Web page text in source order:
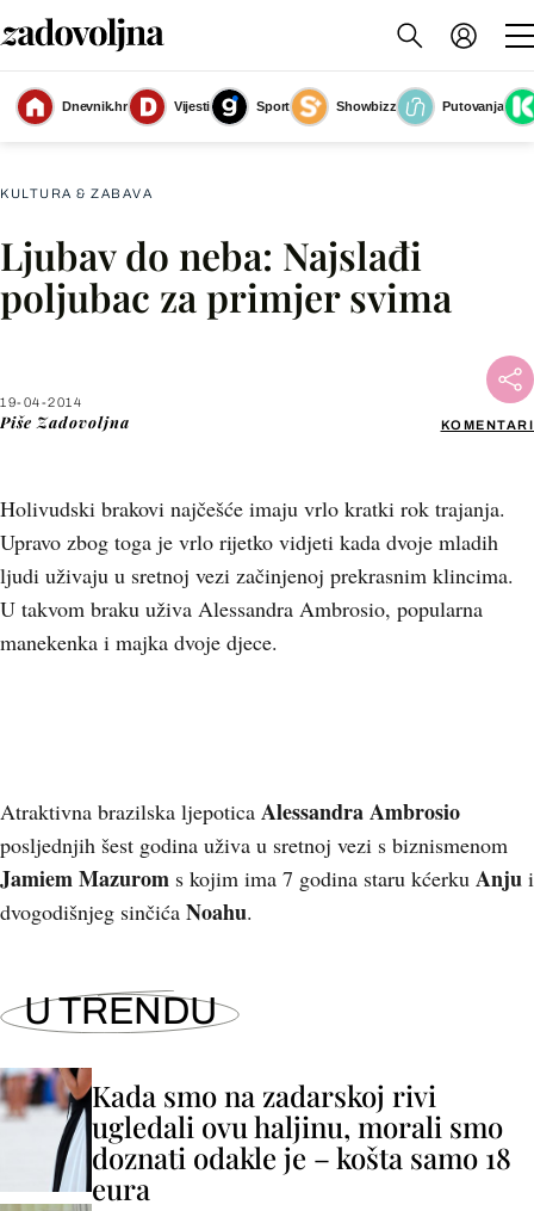
Dnevnik.hr Vijesti Sport Showbizz
Putovanja
Slika nije dostupna
KULTURA & ZABAVA
Ljubav do neba: Najslađi
poljubac za primjer svima
19-04-2014
Piše Zadovoljna KOMENTARI
Holivudski brakovi najčešće imaju vrlo kratki rok trajanja.
Upravo zbog toga je vrlo rijetko vidjeti kada dvoje mladih
ljudi uživaju u sretnoj vezi začinjenoj prekrasnim klincima.
U takvom braku uživa Alessandra Ambrosio, popularna
manekenka i majka dvoje djece.
Facebook
Atraktivna brazilska ljepotica Alessandra Ambrosio
posljednjih šest godina uživa u sretnoj vezi s biznismenom
Jamiem Mazurom s kojim ima 7 godina staru kćerku Anju i
dvogodišnjeg sinčića Noahu.
U TRENDU
Kada smo na zadarskoj rivi
ugledali ovu haljinu, morali smo
doznati odakle je – košta samo 18
eura